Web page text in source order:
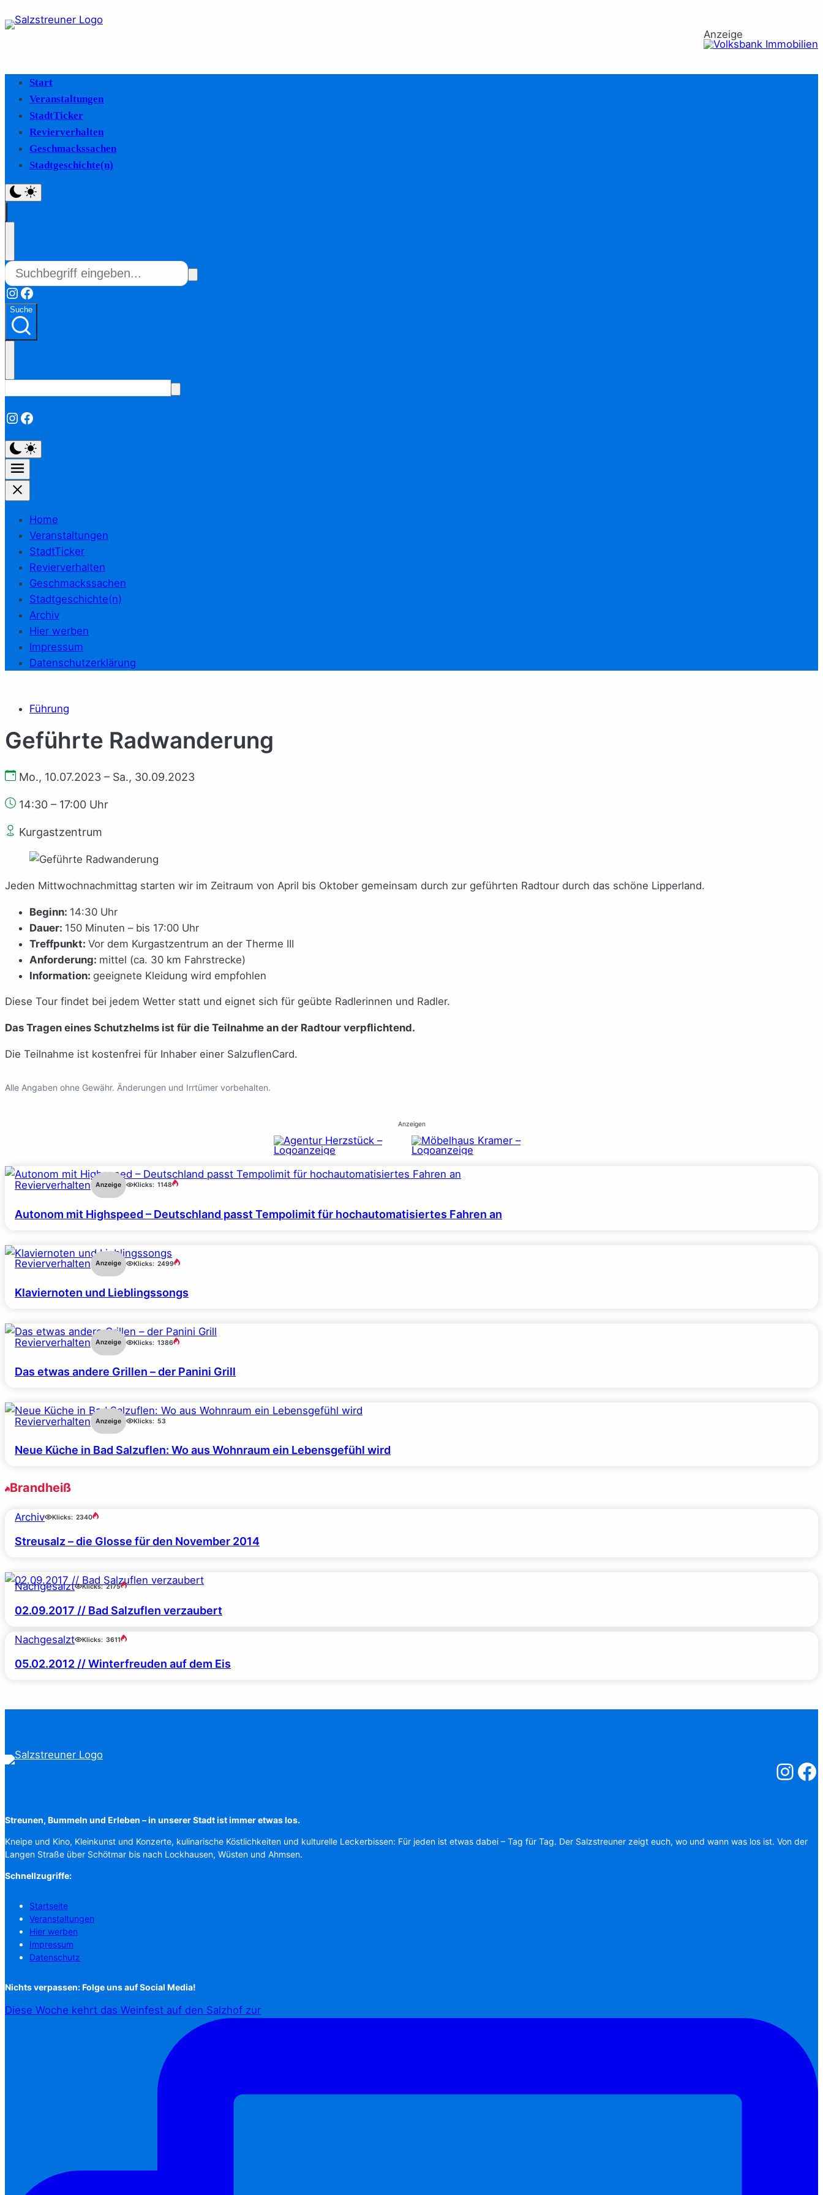
Anzeige
Start
Veranstaltungen
StadtTicker
Revierverhalten
Geschmackssachen
Stadtgeschichte(n)
Instagram
Facebook
Suche
Instagram
Facebook
Home
Veranstaltungen
StadtTicker
Revierverhalten
Geschmackssachen
Stadtgeschichte(n)
Archiv
Hier werben
Impressum
Datenschutzerklärung
Führung
Geführte Radwanderung
Mo., 10.07.2023 – Sa., 30.09.2023
14:30 – 17:00 Uhr
Kurgastzentrum
Jeden Mittwochnachmittag starten wir im Zeitraum von April bis Oktober gemeinsam durch zur geführten Radtour durch das schöne Lipperland.
Beginn: 14:30 Uhr
Dauer: 150 Minuten – bis 17:00 Uhr
Treffpunkt: Vor dem Kurgastzentrum an der Therme III
Anforderung: mittel (ca. 30 km Fahrstrecke)
Information: geeignete Kleidung wird empfohlen
Diese Tour findet bei jedem Wetter statt und eignet sich für geübte Radlerinnen und Radler.
Das Tragen eines Schutzhelms ist für die Teilnahme an der Radtour verpflichtend.
Die Teilnahme ist kostenfrei für Inhaber einer SalzuflenCard.
Alle Angaben ohne Gewähr. Änderungen und Irrtümer vorbehalten.
Anzeigen
Revierverhalten Anzeige Klicks: 1148
Autonom mit Highspeed – Deutschland passt Tempolimit für hochautomatisiertes Fahren an
Revierverhalten Anzeige Klicks: 2499
Klaviernoten und Lieblingssongs
Revierverhalten Anzeige Klicks: 1386
Das etwas andere Grillen – der Panini Grill
Revierverhalten Anzeige Klicks: 53
Neue Küche in Bad Salzuflen: Wo aus Wohnraum ein Lebensgefühl wird
Brandheiß
Archiv Klicks: 2340
Streusalz – die Glosse für den November 2014
Nachgesalzt Klicks: 2175
02.09.2017 // Bad Salzuflen verzaubert
Nachgesalzt Klicks: 3611
05.02.2012 // Winterfreuden auf dem Eis
Streunen, Bummeln und Erleben – in unserer Stadt ist immer etwas los.
Kneipe und Kino, Kleinkunst und Konzerte, kulinarische Köstlichkeiten und kulturelle Leckerbissen: Für jeden ist etwas dabei – Tag für Tag. Der Salzstreuner zeigt euch, wo und wann was los ist. Von der
Langen Straße über Schötmar bis nach Lockhausen, Wüsten und Ahmsen.
Schnellzugriffe:
Startseite
Veranstaltungen
Hier werben
Impressum
Datenschutz
Nichts verpassen: Folge uns auf Social Media!
Diese Woche kehrt das Weinfest auf den Salzhof zur